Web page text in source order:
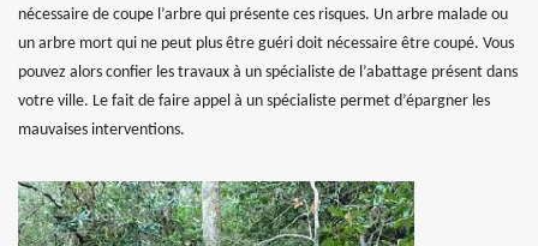
nécessaire de coupe l’arbre qui présente ces risques. Un arbre malade ou
un arbre mort qui ne peut plus être guéri doit nécessaire être coupé. Vous
pouvez alors confier les travaux à un spécialiste de l’abattage présent dans
votre ville. Le fait de faire appel à un spécialiste permet d’épargner les
mauvaises interventions.